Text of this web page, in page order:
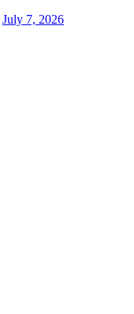
July 7, 2026